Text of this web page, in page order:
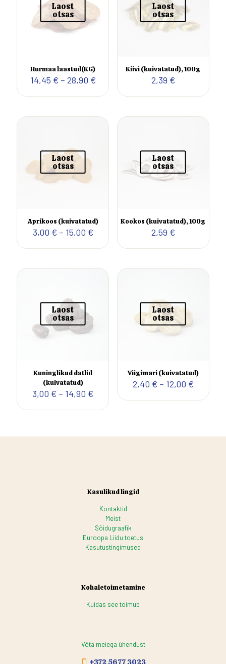
Laost
otsas
Hurmaa laastud(KG)
14,45 € – 28,90 €Hinnavahemik:
14,45 €
kuni
Laost
otsas
Kiivi (kuivatatud), 100g
2,39 €
Laost
otsas
Aprikoos (kuivatatud)
3,00 € – 15,00 €Hinnavahemik:
3,00 €
kuni
Laost
otsas
Kookos (kuivatatud), 100g
2,59 €
Laost
otsas
Kuninglikud datlid
(kuivatatud)
3,00 € – 14,90 € Hinnavahemik:
3,00 €
kuni
Laost
otsas
Viigimari (kuivatatud)
2,40 € – 12,00 €
2,40 €
kuni
Kasulikud lingid
Kontaktid
Meist
Sõidugraafik
Euroopa Liidu toetus
Kasutustingimused
Kohaletoimetamine
Kuidas see toimub
Võta meiega ühendust
+372 5677 3023